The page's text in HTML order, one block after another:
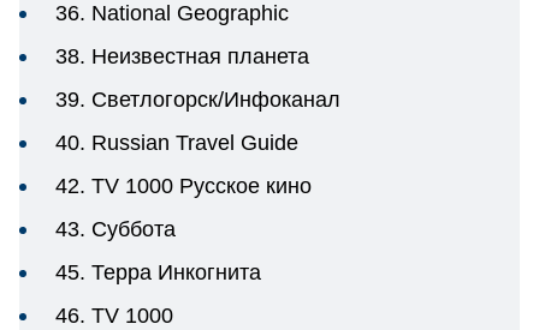
36. National Geographic
38. Неизвестная планета
39. Светлогорск/Инфоканал
40. Russian Travel Guide
42. TV 1000 Русское кино
43. Суббота
45. Терра Инкогнита
46. TV 1000